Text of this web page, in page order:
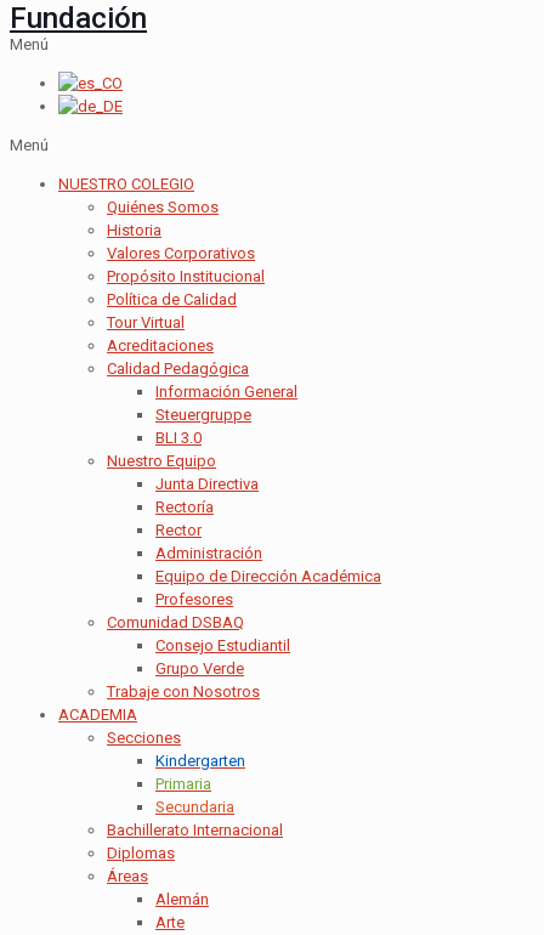
Fundación
Menú
Menú
NUESTRO COLEGIO
Quiénes Somos
Historia
Valores Corporativos
Propósito Institucional
Política de Calidad
Tour Virtual
Acreditaciones
Calidad Pedagógica
Información General
Steuergruppe
BLI 3.0
Nuestro Equipo
Junta Directiva
Rectoría
Rector
Administración
Equipo de Dirección Académica
Profesores
Comunidad DSBAQ
Consejo Estudiantil
Grupo Verde
Trabaje con Nosotros
ACADEMIA
Secciones
Kindergarten
Primaria
Secundaria
Bachillerato Internacional
Diplomas
Áreas
Alemán
Arte